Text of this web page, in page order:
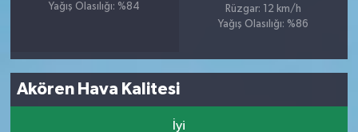
Yağış Olasılığı: %84
Rüzgar: 12 km/h
Yağış Olasılığı: %86
Akören Hava Kalitesi
İyi